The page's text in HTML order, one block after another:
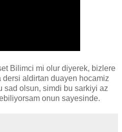
Bilimci mi olur diyerek, bizlere
aldirtan duayen hocamiz
sad olsun, simdi bu sarkiyi az
onun sayesinde.